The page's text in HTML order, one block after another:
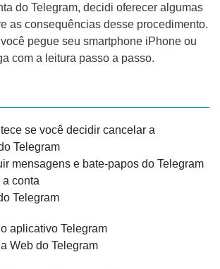
do Telegram, decidi oferecer algumas
as consequências desse procedimento.
pegue seu smartphone iPhone ou
com a leitura passo a passo.
se você decidir cancelar a
Telegram
mensagens e bate-papos do Telegram
conta
Telegram
aplicativo Telegram
Web do Telegram